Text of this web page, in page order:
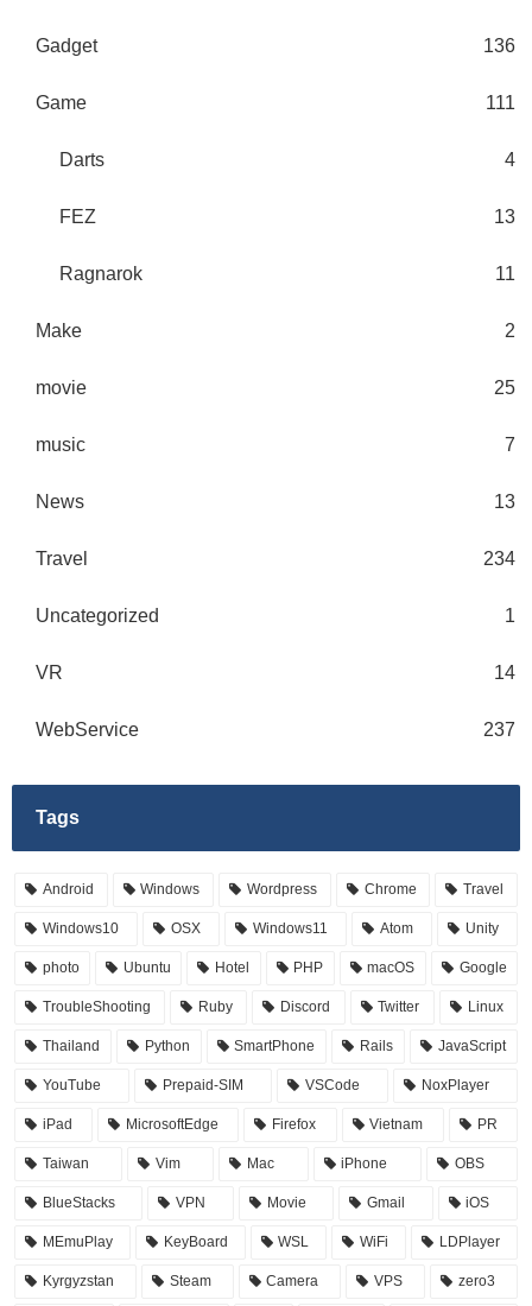
Gadget 136
Game 111
Darts 4
FEZ 13
Ragnarok 11
Make 2
movie 25
music 7
News 13
Travel 234
Uncategorized 1
VR 14
WebService 237
Tags
Android Windows Wordpress Chrome Travel
Windows10 OSX Windows11 Atom Unity
photo Ubuntu Hotel PHP macOS Google
TroubleShooting Ruby Discord Twitter Linux
Thailand Python SmartPhone Rails JavaScript
YouTube Prepaid-SIM VSCode NoxPlayer
iPad MicrosoftEdge Firefox Vietnam PR
Taiwan Vim Mac iPhone OBS
BlueStacks VPN Movie Gmail iOS
MEmuPlay KeyBoard WSL WiFi LDPlayer
Kyrgyzstan Steam Camera VPS zero3